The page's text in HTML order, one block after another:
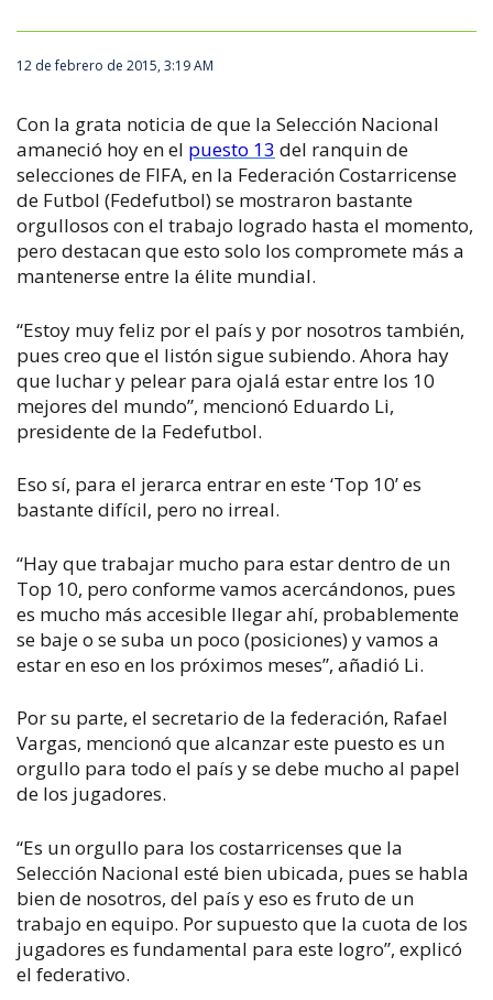
12 de febrero de 2015, 3:19 AM
Con la grata noticia de que la Selección Nacional
amaneció hoy en el puesto 13 del ranquin de
selecciones de FIFA, en la Federación Costarricense
de Futbol (Fedefutbol) se mostraron bastante
orgullosos con el trabajo logrado hasta el momento,
pero destacan que esto solo los compromete más a
mantenerse entre la élite mundial.
“Estoy muy feliz por el país y por nosotros también,
pues creo que el listón sigue subiendo. Ahora hay
que luchar y pelear para ojalá estar entre los 10
mejores del mundo”, mencionó Eduardo Li,
presidente de la Fedefutbol.
Eso sí, para el jerarca entrar en este ‘Top 10’ es
bastante difícil, pero no irreal.
“Hay que trabajar mucho para estar dentro de un
Top 10, pero conforme vamos acercándonos, pues
es mucho más accesible llegar ahí, probablemente
se baje o se suba un poco (posiciones) y vamos a
estar en eso en los próximos meses”, añadió Li.
Por su parte, el secretario de la federación, Rafael
Vargas, mencionó que alcanzar este puesto es un
orgullo para todo el país y se debe mucho al papel
de los jugadores.
“Es un orgullo para los costarricenses que la
Selección Nacional esté bien ubicada, pues se habla
bien de nosotros, del país y eso es fruto de un
trabajo en equipo. Por supuesto que la cuota de los
jugadores es fundamental para este logro”, explicó
el federativo.